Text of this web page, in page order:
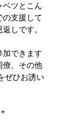
ベツとこん
の支援して
しです。
加できます
僚、その他
ぜひお誘い